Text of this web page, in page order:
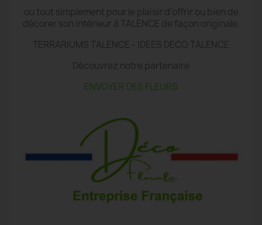
ou tout simplement pour le plaisir d'offrir ou bien de
décorer son intérieur à TALENCE de façon originale.
TERRARIUMS TALENCE - IDEES DECO TALENCE
Découvrez notre partenaire
ENVOYER DES FLEURS